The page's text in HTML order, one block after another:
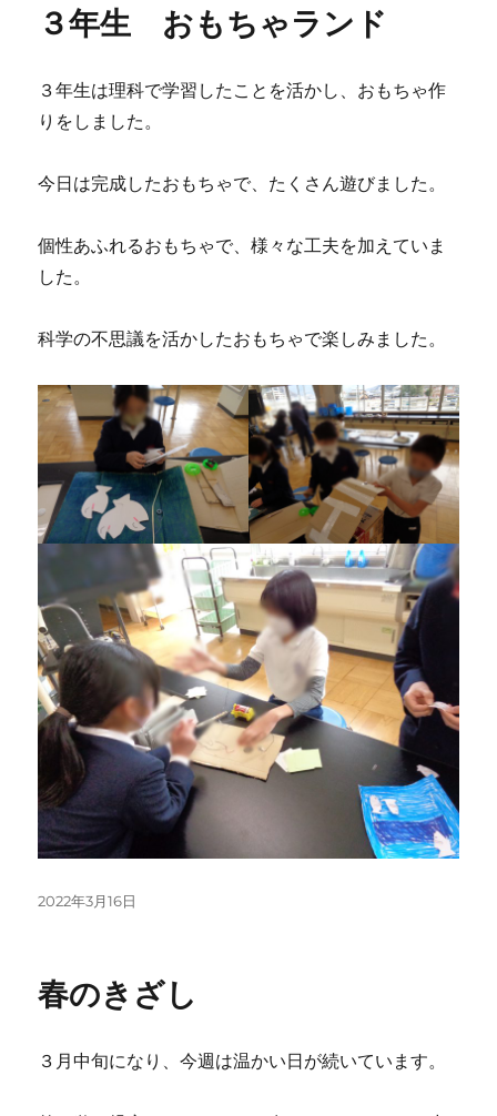
３年生 おもちゃランド
３年生は理科で学習したことを活かし、おもちゃ作
りをしました。
今日は完成したおもちゃで、たくさん遊びました。
個性あふれるおもちゃで、様々な工夫を加えていま
した。
科学の不思議を活かしたおもちゃで楽しみました。
投
2022年3月16日
春のきざし
３月中旬になり、今週は温かい日が続いています。